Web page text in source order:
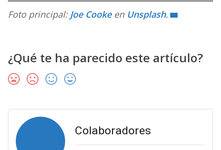
Foto principal: Joe Cookeen Unsplash.
¿Qué te ha parecido este artículo?
Colaboradores